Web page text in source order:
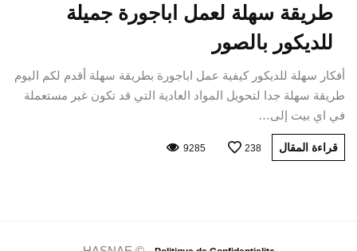
طريقة سهلة لعمل اباجورة جميلة
للديكور بالصور
أفكار سهلة للديكور كيفية عمل اباجورة بطريقة سهلة أقدم لكم اليوم
طريقة سهلة جدا لتحويل المواد العادية التي قد تكون غير مستعملة
في اي بيت إلى…
قراءة المقال 238
9285